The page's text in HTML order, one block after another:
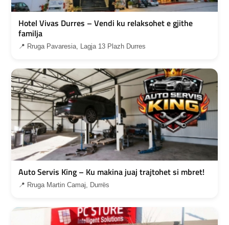
Hotel Vivas Durres – Vendi ku relaksohet e gjithe
familja
📍 Rruga Pavaresia, Lagja 13 Plazh Durres
Auto Servis King – Ku makina juaj trajtohet si mbret!
📍 Rruga Martin Camaj, Durrës